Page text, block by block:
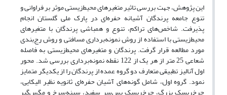
این پژوهش، جهت بررسی تاثیر متغیرهای محیط‌زیستی موثر بر فراوانی و
تنوع جامعه پرندگان آشیانه حفره‌ای در پارک ملی گلستان انجام
پذیرفت. شاخص‌های تراکم، تنوع و همباشی پرندگان با متغیرهای
محیط‌زیستی با استفاده از روش نمونه‌برداری مسافتی و روش رج‌بندی
مورد مطالعه قرار گرفت. پرندگان و متغیرهای محیط‌زیستی به فاصله
شعاعی 25 متر از هر یک از 122 نقطه نمونه‌برداری بررسی شد. محور
اول آنالیز تطبیقی متعارف دو گروه عمده از پرندگان را از یکدیگر متمایز
نمود. گروه اول، شامل گونه‌های آشیان حفره‌ای ثانویه نظیر الیکایی،